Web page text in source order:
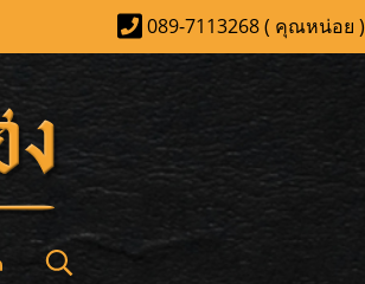
089-7113268 ( คุณหน่อย )